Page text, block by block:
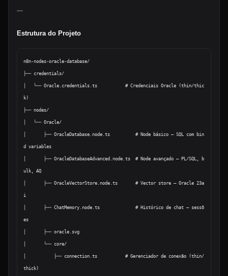
—
Estrutura do Projeto
n8n-nodes-oracle-database/
├── credentials/
│   └── Oracle.credentials.ts           # Credenciais Oracle (thin/thic
k)
├── nodes/
│   └── Oracle/
│       ├── OracleDatabase.node.ts          # Node básico — SQL com bin
d variables
│       ├── OracleDatabaseAdvanced.node.ts  # Node avançado — PL/SQL, b
ulk, AQ
│       ├── OracleVectorStore.node.ts       # Vector store — Oracle 23a
i
│       ├── ChatMemory.node.ts              # Histórico de chat — sessõ
es
│       ├── oracle.svg
│       └── core/
│           ├── connection.ts           # Gerenciador de conexão (thin/
thick)